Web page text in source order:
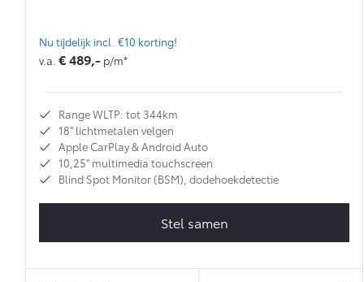
Nu tijdelijk incl. €10 korting!
v.a. € 489,- p/m*
Range WLTP: tot 344km
18'' lichtmetalen velgen
Apple CarPlay & Android Auto
10,25'' multimedia touchscreen
Blind Spot Monitor (BSM), dodehoekdetectie
Stel samen